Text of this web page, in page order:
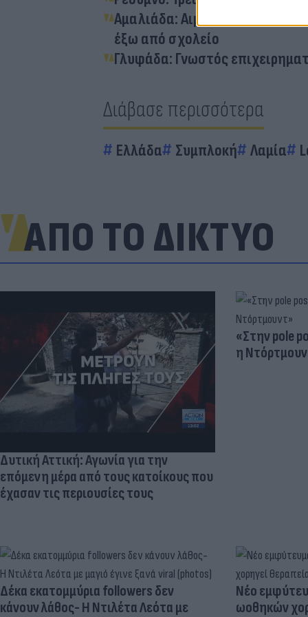
Αμαλιάδα: Αιμόφυρτος στο
έξω από σχολείο
Γλυφάδα: Γνωστός
Διάβασε περισσότερα
Ελλάδα Συμπλοκή Λαμία
ΑΠΟ ΤΟ ΔΙΚΤΥΟ
Δυτική Αττική: Αγωνία για την
επόμενη μέρα από τους κατοίκους που
έχασαν τις περιουσίες τους
«Στην pole
η
Δέκα εκατομμύρια followers δεν
κάνουν λάθος- Η Ντιλέτα Λεότα με
Νέο
ωοθηκών